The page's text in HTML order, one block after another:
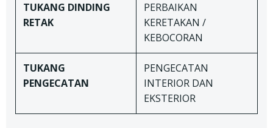
TUKANG DINDING
RETAK
PERBAIKAN
KERETAKAN /
KEBOCORAN
TUKANG
PENGECATAN
PENGECATAN
INTERIOR DAN
EKSTERIOR